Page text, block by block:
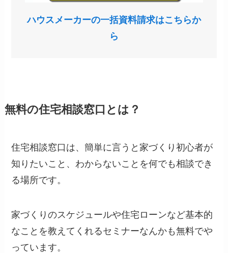
ハウスメーカーの一括資料請求はこちらか
ら
無料の住宅相談窓口とは？
住宅相談窓口は、簡単に言うと家づくり初心者が
知りたいこと、わからないことを何でも相談でき
る場所です。
家づくりのスケジュールや住宅ローンなど基本的
なことを教えてくれるセミナーなんかも無料でや
っています。